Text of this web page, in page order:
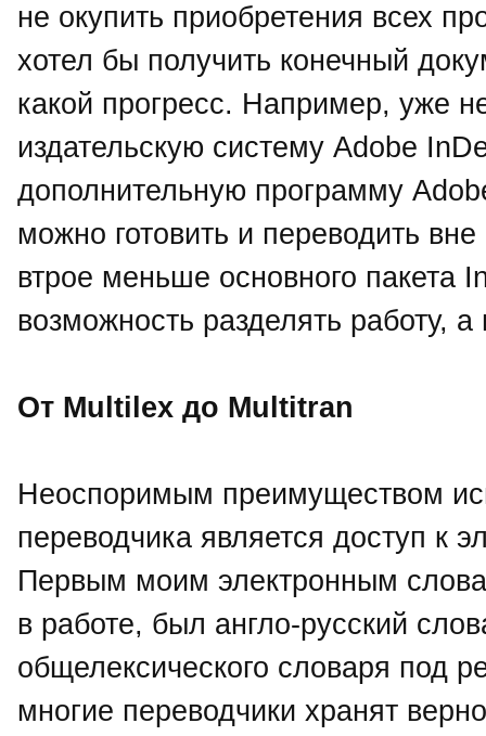
не окупить приобретения всех
хотел бы получить конечный
какой прогресс. Например, уже
издательскую систему Adobe
дополнительную программу
можно готовить и переводить
втрое меньше основного пакета
возможность разделять работу,
От Multilex до Multitran
Неоспоримым преимуществом
переводчика является доступ к
Первым моим электронным
в работе, был англо-русский
общелексического словаря под
многие переводчики хранят